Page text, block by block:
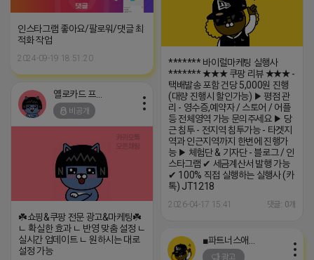
인스타그램 좋아요/팔로워/댓글 최
적화 작업
2024-09-19 18:51:20
******* 바이럴마케팅 실행사
******* ★★★ 쿠팡 리뷰 ★★★ -
택배발송 포함 건당 5,000원 진행
(대량 진행시 할인가능) ▶ 평점 관
리 - 영수증,예약자 / 스토어 / 어플
등 전체영역 가능 문의주세요 ▶ 당
근 침투 - 전지역 침투가능 - 타겟지
역과 인근지역까지 한번에 진행가
능 ▶ 체험단 & 기자단 - 블로그 / 인
스타그램 ✔ 세금계산서 발행 가능
✔ 100% 직접 실행하는 실행사 (카
톡) JT1218
2026-04-17 15:41 댓글: 0개
옐로카드 프로도
비공개
☘️쇼핑&쿠팡 전문 광고&마케팅☘️
ㄴ 확실한 효과 ㄴ 반영 맞춤 설정 ㄴ
실시간 업데이트 ㄴ 원하시는 대로
설정 가능
광고